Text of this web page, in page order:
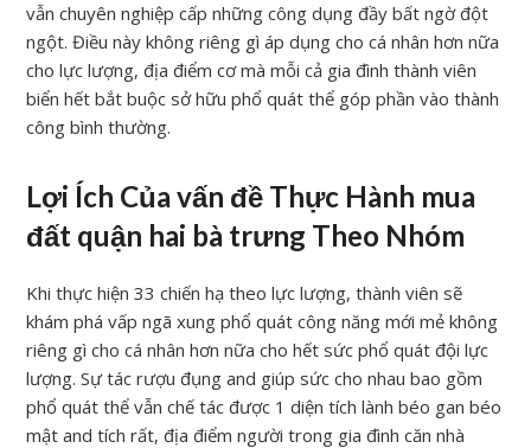
vẫn chuyên nghiệp cấp những công dụng đầy bất ngờ đột
ngột. Điều này không riêng gì áp dụng cho cá nhân hơn nữa
cho lực lượng, địa điểm cơ mà mỗi cả gia đình thành viên
biển hết bắt buộc sở hữu phổ quát thể góp phần vào thành
công bình thường.
Lợi Ích Của vấn đề Thực Hành mua
đất quận hai bà trưng Theo Nhóm
Khi thực hiện 33 chiến hạ theo lực lượng, thành viên sẽ
khám phá vấp ngã xung phổ quát công năng mới mẻ không
riêng gì cho cá nhân hơn nữa cho hết sức phổ quát đội lực
lượng. Sự tác rượu đụng and giúp sức cho nhau bao gồm
phổ quát thể vẫn chế tác được 1 diện tích lành béo gan béo
mật and tích rất, địa điểm người trong gia đình căn nhà